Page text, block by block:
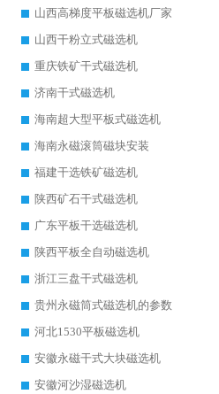
山西高梯度平板磁选机厂家
山西干粉立式磁选机
重庆铁矿干式磁选机
济南干式磁选机
海南超大型平板式磁选机
海南永磁滚筒磁块安装
福建干选铁矿磁选机
陕西矿石干式磁选机
广东平板干选磁选机
陕西平板全自动磁选机
浙江三盘干式磁选机
贵州永磁筒式磁选机的参数
河北1530平板磁选机
安徽永磁干式大块磁选机
安徽河沙湿磁选机